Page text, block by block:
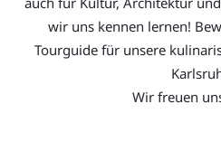
wir uns kennen lernen!
Tourguide für unsere
Wir freuen